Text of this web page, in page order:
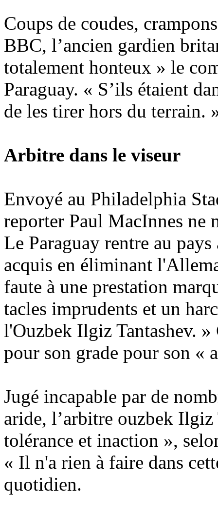
Coups de coudes,
BBC, l’ancien gardien
totalement honteux » le
Paraguay. « S’ils étaient
de les tirer hors du terrain.
Arbitre dans le viseur
Envoyé au Philadelphia
reporter Paul MacInnes ne
Le Paraguay rentre au
acquis en éliminant
faute à une prestation
tacles imprudents et un
l'Ouzbek Ilgiz Tantashev. »
pour son grade pour son «
Jugé incapable par de
aride, l’arbitre ouzbek
tolérance et inaction »,
« Il n'a rien à faire dans
quotidien.